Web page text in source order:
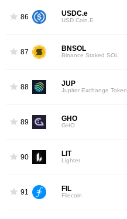
86 USDC.e
USD Coin.E
87 BNSOL
Binance Staked SOL
88 JUP
Jupiter Exchange Token
89 GHO
GHO
90 LIT
Lighter
91 FIL
Filecoin